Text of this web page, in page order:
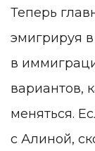
Теперь
эмигрируя
в
вариантов,
меняться.
с Алиной,